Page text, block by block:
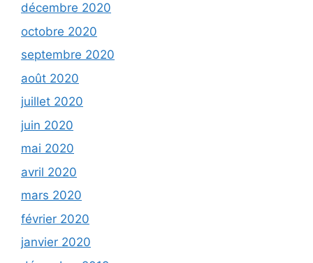
décembre 2020
octobre 2020
septembre 2020
août 2020
juillet 2020
juin 2020
mai 2020
avril 2020
mars 2020
février 2020
janvier 2020